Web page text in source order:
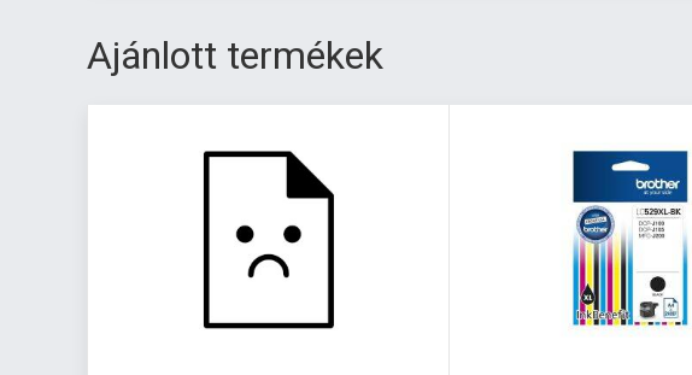
Ajánlott termékek